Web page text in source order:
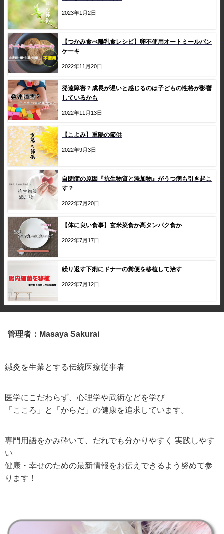
2023年1月2日
【つかみ食べ離乳食レシピ】卵不使用オートミールパン
ケーキ
2022年11月20日
発達障害？成長が遅いと感じるのは子どもの性格が影響
しているかも
2022年11月13日
【こよみ】重陽の節供
2022年9月3日
自閉症の原因『抗生物質と添加物』がうつ病も引き起こ
す？
2022年7月20日
【体に良い食事】玄米菜食か高タンパク食か
2022年7月17日
繰り返す下痢にドナーの糞便を移植して治す
2022年7月12日
管理者：Masaya Sakurai
鍼灸を生業とする伝統医療従事者
医学にこだわらず、心理学や武術などを学び
「こころ」と「からだ」の健康を追求しています。
専門用語をかみ砕いて、だれでも分かりやすく 実践しやす
い
健康・幸せのための最新情報をお伝えできるよう努めて参
ります！